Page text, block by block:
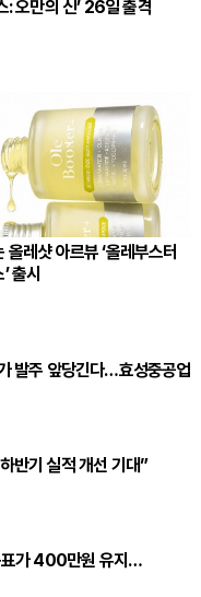
: 오만의 신’ 26일 출격
올레샷 아르뷰 ‘올레부스터
출시
발주 앞당긴다…효성중공업
반기 실적 개선 기대”
가 400만원 유지…